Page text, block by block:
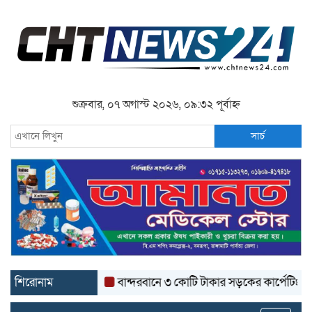
শুক্রবার, ০৭ অগাস্ট ২০২৬, ০৯:৩২ পূর্বাহ্ন
সার্চ
শিরোনাম বান্দরবানে ৩ কোটি টাকার সড়কের কার্পেটিং উঠে